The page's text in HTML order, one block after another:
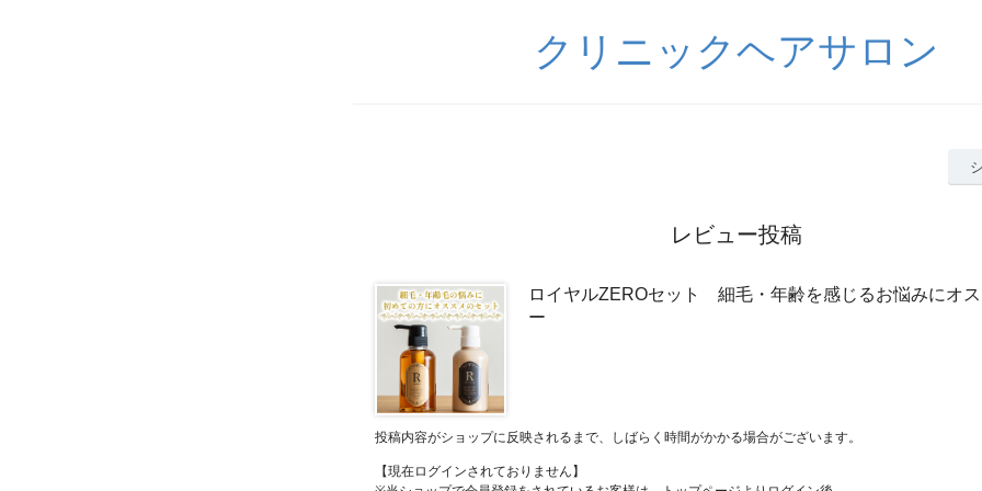
クリニックヘアサロン
レビュー投稿
ロイヤルZEROセット 細毛・年齢を感じるお悩みにオス
ー
投稿内容がショップに反映されるまで、しばらく時間がかかる場合がございます。
【現在ログインされておりません】